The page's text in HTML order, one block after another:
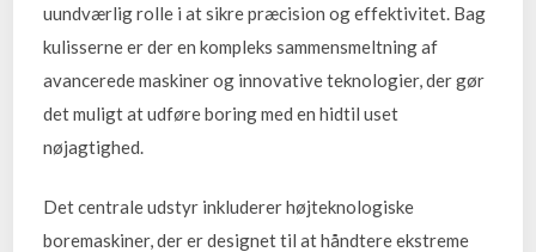
uundværlig rolle i at sikre præcision og effektivitet. Bag
kulisserne er der en kompleks sammensmeltning af
avancerede maskiner og innovative teknologier, der gør
det muligt at udføre boring med en hidtil uset
nøjagtighed.
Det centrale udstyr inkluderer højteknologiske
boremaskiner, der er designet til at håndtere ekstreme